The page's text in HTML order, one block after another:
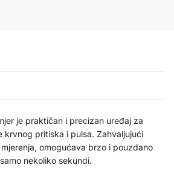
je praktičan i precizan uređaj za
krvnog pritiska i pulsa. Zahvaljujući
omogućava brzo i pouzdano
nekoliko sekundi.